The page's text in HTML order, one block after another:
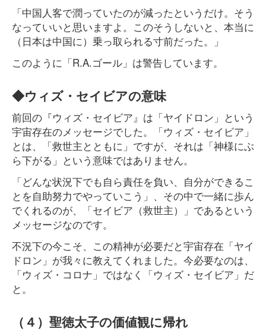
「中国人客で潤っていたのが減ったというだけ。そう
なっていいと思いますよ。このそうしないと、本当に
（日本は中国に）乗っ取られる寸前だった。」
このように「R.A.ゴール」は警告しています。
◆ウィズ・セイビアの意味
前回の『ウィズ・セイビア』は「ヤイドロン」という
宇宙存在のメッセージでした。「ウィズ・セイビア」
とは、「救世主とともに」ですが、それは「神様にぶ
ら下がる」という意味ではありません。
「どんな状況下でも自ら責任を負い、自分ができるこ
とを自助努力でやっていこう」、その中で一緒に歩ん
でくれるのが、「セイビア（救世主）」であるという
メッセージなのです。
不況下の今こそ、この精神が必要だと宇宙存在「ヤイ
ドロン」が我々に教えてくれました。今必要なのは、
「ウィズ・コロナ」ではなく「ウィズ・セイビア」だ
と。
（４）聖徳太子の価値観に帰れ